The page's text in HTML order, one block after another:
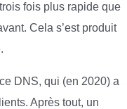
fois plus rapide que
Cela s’est produit
DNS, qui (en 2020) a
Après tout, un